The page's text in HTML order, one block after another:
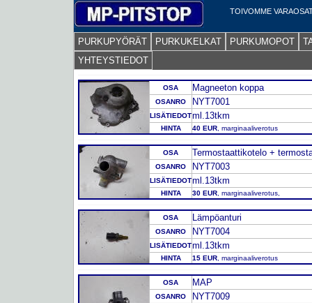
TOIVOMME
PURKUPYÖRÄT PURKUKELKAT PURKUMOPOT
YHTEYSTIEDOT
OSA Magneeton koppa
OSANRO NYT7001
LISÄTIEDOTml.13tkm
HINTA 40 EUR , marginaaliverotus
OSA Termostaattikotelo +
OSANRO NYT7003
LISÄTIEDOTml.13tkm
HINTA 30 EUR , marginaaliverotus,
OSA Lämpöanturi
OSANRO NYT7004
LISÄTIEDOTml.13tkm
HINTA 15 EUR , marginaaliverotus
OSA MAP
OSANRO NYT7009